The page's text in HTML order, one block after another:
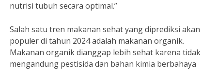
nutrisi tubuh secara optimal.”
Salah satu tren makanan sehat yang diprediksi akan
populer di tahun 2024 adalah makanan organik.
Makanan organik dianggap lebih sehat karena tidak
mengandung pestisida dan bahan kimia berbahaya